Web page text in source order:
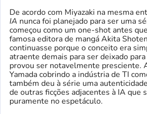
De acordo com Miyazaki na mesma
IA nunca foi planejado para ser uma
começou como um one-shot antes
famosa editora de mangá Akita
continuasse porque o conceito era
atraente demais para ser deixado
provou ser notavelmente presciente.
Yamada cobrindo a indústria de TI
também deu à série uma
de outras ficções adjacentes à IA que
puramente no espetáculo.